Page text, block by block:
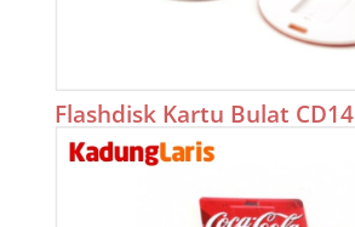
Flashdisk Kartu Bulat CD14